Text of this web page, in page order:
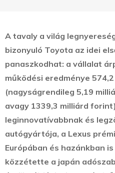
A tavaly a világ
bizonyuló Toyota az idei
panaszkodhat: a vállalat
működési eredménye
(nagyságrendileg 5,19
avagy 1339,3 milliárd
leginnovatívabbnak és
autógyártója, a Lexus
Európában és hazánkban
közzétette a japán